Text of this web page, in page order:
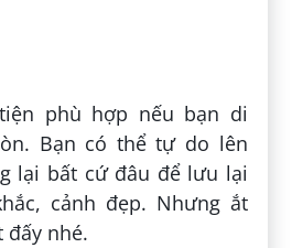
phù hợp nếu bạn di
Bạn có thể tự do lên
lại bất cứ đâu để lưu lại
cảnh đẹp. Nhưng ắt
đấy nhé.